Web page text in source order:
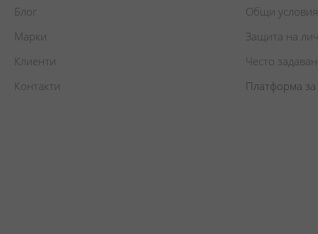
Блог
Марки
Клиенти
Контакти
Общи условия
Защита на
Често
Платформа